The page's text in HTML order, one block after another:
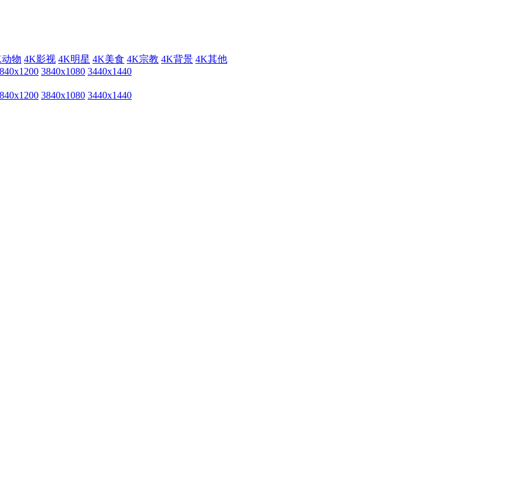
物 4K影视 4K明星 4K美食 4K宗教 4K背景 4K其他
3840x1080 3440x1440
3840x1080 3440x1440